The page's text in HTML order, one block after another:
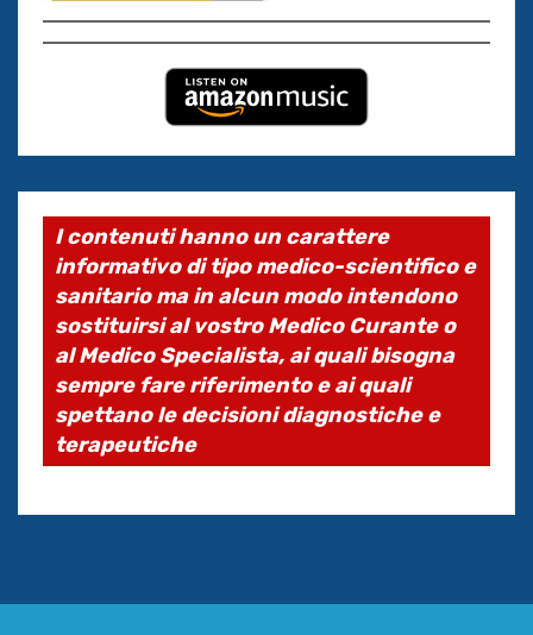
I contenuti hanno un carattere
informativo di tipo medico-scientifico e
sanitario ma in alcun modo intendono
sostituirsi al vostro Medico Curante o
al Medico Specialista, ai quali bisogna
sempre fare riferimento e ai quali
spettano le decisioni diagnostiche e
terapeutiche